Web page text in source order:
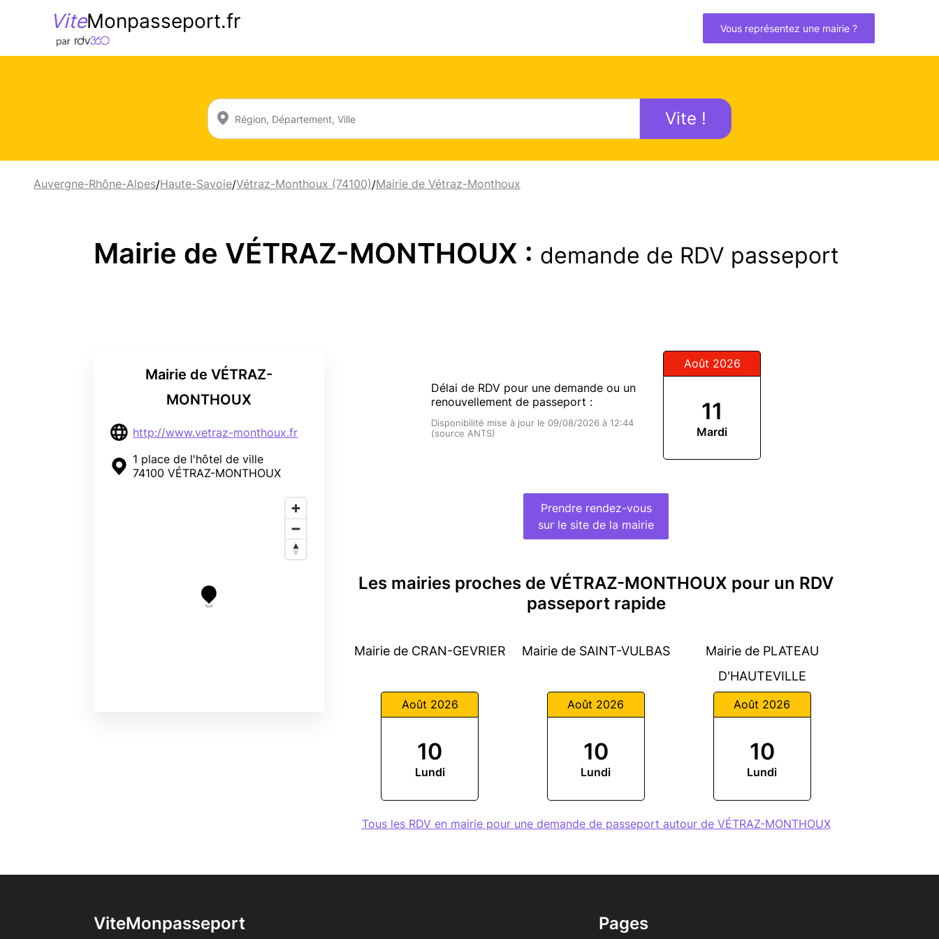
ViteMonpasseport.fr Vous représentez une mairie ?
Vite !
Auvergne-Rhône-Alpes/Haute-Savoie/Vétraz-Monthoux (74100)/Mairie de Vétraz-Monthoux
Mairie de VÉTRAZ-MONTHOUX : demande de RDV passeport
Mairie de VÉTRAZ-
MONTHOUX
http://www.vetraz-monthoux.fr
1 place de l'hôtel de ville
74100 VÉTRAZ-MONTHOUX
Délai de RDV pour une demande ou un
renouvellement de passeport :
Disponibilité mise à jour le 09/08/2026 à 12:44
(source ANTS)
Août 2026
11
Mardi
Prendre rendez-vous
sur le site de la mairie
Les mairies proches de VÉTRAZ-MONTHOUX pour un RDV
passeport rapide
Mairie de CRAN-GEVRIER
Août 2026
10
Lundi
Mairie de SAINT-VULBAS
Août 2026
10
Lundi
Mairie de PLATEAU
D'HAUTEVILLE
Août 2026
10
Lundi
Tous les RDV en mairie pour une demande de passeport autour de VÉTRAZ-MONTHOUX
ViteMonpasseport Pages